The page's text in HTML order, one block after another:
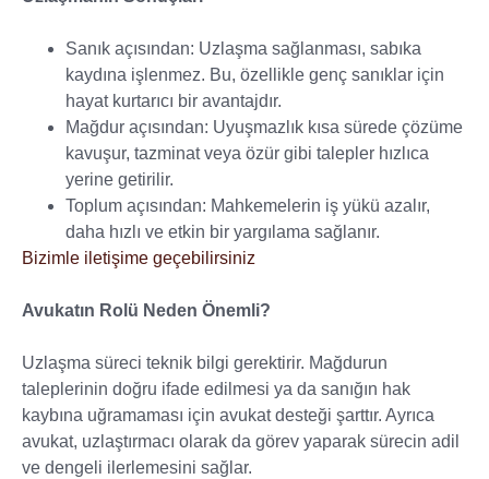
Sanık açısından: Uzlaşma sağlanması, sabıka
kaydına işlenmez. Bu, özellikle genç sanıklar için
hayat kurtarıcı bir avantajdır.
Mağdur açısından: Uyuşmazlık kısa sürede çözüme
kavuşur, tazminat veya özür gibi talepler hızlıca
yerine getirilir.
Toplum açısından: Mahkemelerin iş yükü azalır,
daha hızlı ve etkin bir yargılama sağlanır.
Bizimle iletişime geçebilirsiniz
Avukatın Rolü Neden Önemli?
Uzlaşma süreci teknik bilgi gerektirir. Mağdurun
taleplerinin doğru ifade edilmesi ya da sanığın hak
kaybına uğramaması için avukat desteği şarttır. Ayrıca
avukat, uzlaştırmacı olarak da görev yaparak sürecin adil
ve dengeli ilerlemesini sağlar.